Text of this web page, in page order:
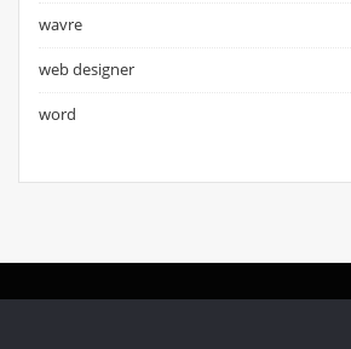
wavre
web designer
word